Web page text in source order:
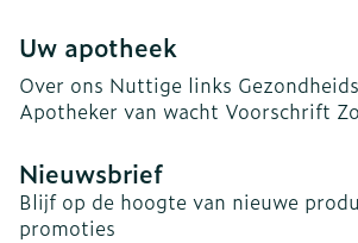
Uw apotheek
Over ons Nuttige links
Apotheker van wacht Voorschrift
Nieuwsbrief
Blijf op de hoogte van nieuwe
promoties